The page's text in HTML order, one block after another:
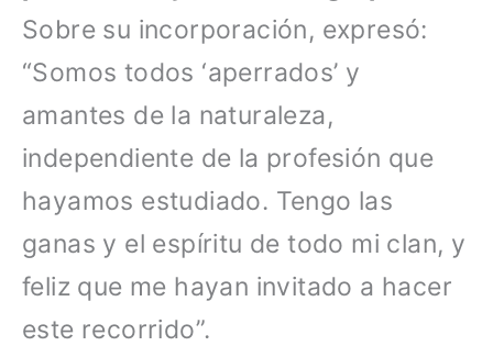
Sobre su incorporación, expresó:
“Somos todos ‘aperrados’ y
amantes de la naturaleza,
independiente de la profesión que
hayamos estudiado. Tengo las
ganas y el espíritu de todo mi clan, y
feliz que me hayan invitado a hacer
este recorrido”.